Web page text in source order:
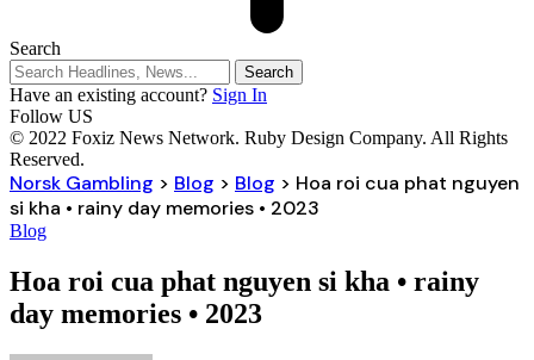
Search
Have an existing account? Sign In
Follow US
© 2022 Foxiz News Network. Ruby Design Company. All Rights
Reserved.
Norsk Gambling > Blog > Blog > Hoa roi cua phat nguyen
si kha • rainy day memories • 2023
Blog
Hoa roi cua phat nguyen si kha • rainy
day memories • 2023